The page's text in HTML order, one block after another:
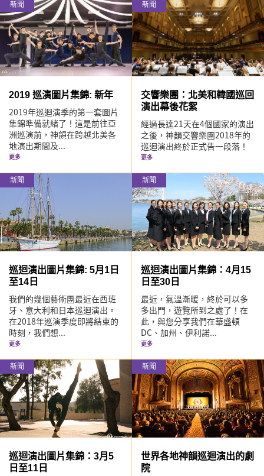
新聞
2019 巡演圖片集錦: 新年
2019年巡迴演季的第一套圖片
集錦準備就緒了！這是前往亞
洲巡演前，神韻在跨越北美各
地演出期間及...
更多
新聞
交響樂團：北美和韓國巡回
演出幕後花絮
經過長達21天在4個國家的演出
之後，神韻交響樂團2018年的
巡迴演出終於正式告一段落！
更多
新聞
巡迴演出圖片集錦: 5月1日
至14日
我們的幾個藝術團最近在西班
牙、意大利和日本巡迴演出。
在2018年巡演季度即將結束的
時刻，我們想...
更多
新聞
巡迴演出圖片集錦：4月15
日至30日
最近，氣溫漸暖，終於可以多
多出門，遊覽所到之處了！在
此，與您分享我們在華盛頓
DC、加州、伊利諾...
更多
新聞
巡迴演出圖片集錦：3月5
日至11日
新聞
世界各地神韻巡迴演出的劇
院